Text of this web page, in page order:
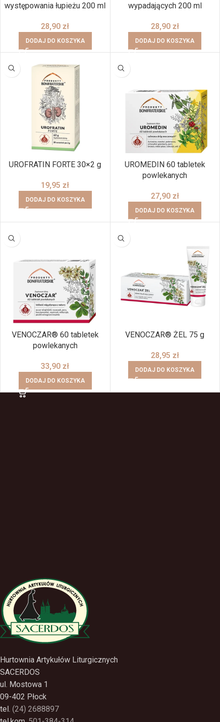
występowania łupieżu 200 ml
28,90 zł
DODAJ DO KOSZYKA
wypadających 200 ml
28,90 zł
DODAJ DO KOSZYKA
UROFRATIN FORTE 30×2 g
19,95 zł
DODAJ DO KOSZYKA
UROMEDIN 60 tabletek
powlekanych
27,90 zł
DODAJ DO KOSZYKA
VENOCZAR® 60 tabletek
powlekanych
33,90 zł
DODAJ DO KOSZYKA
VENOCZAR® ŻEL 75 g
28,95 zł
DODAJ DO KOSZYKA
Hurtownia Artykułów Liturgicznych
SACERDOS
ul. Mostowa 1
09-402 Płock
tel. (24) 2688897